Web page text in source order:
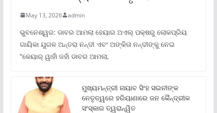
May 13, 2026 admin
ଭୁବନେଶ୍ୱର: ଡାବର ଆମଲା ହେୟାର ଅଏଲ୍ ପକ୍ଷରୁ ଲୋକପ୍ରିୟ
ଗାୟିକା ଯୁଗଳ ଅନ୍ତରା ନନ୍ଦୀ ଏବଂ ଅଙ୍କିତା ନନ୍ଦୀଙ୍କୁ ନେଇ
“କେୟାର୍ ୱାହାଁ ଜହାଁ ଡାବର ଆମଲା,
ମୁଖ୍ୟମନ୍ତ୍ରୀ ନାୟାବ ସିଂହ ସଇନୀଙ୍କ
ନେତୃତ୍ୱରେ ହରିୟାଣାରେ ଜନ କୈନ୍ଦ୍ରୀକ
ସଂସ୍କାର ତ୍ୱରାନ୍ୱିତ